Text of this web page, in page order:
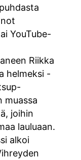
YouTube-
Riikka
helmeksi -
muassa
joihin
lauluaan.
alkoi